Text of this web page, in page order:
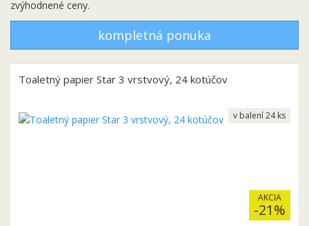
zvýhodnené ceny.
kompletná ponuka
Toaletný papier Star 3 vrstvový, 24 kotúčov
AKCIA
-21%
v balení 24 ks